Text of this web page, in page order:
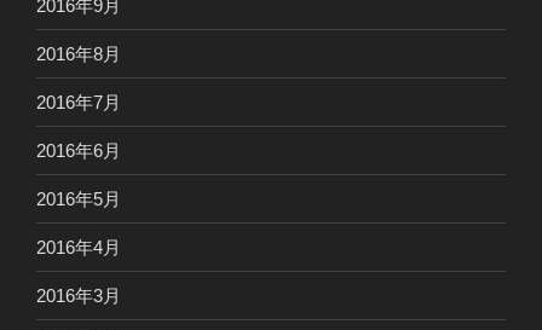
2016年9月
2016年8月
2016年7月
2016年6月
2016年5月
2016年4月
2016年3月